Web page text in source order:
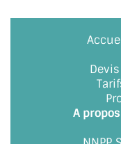
ACCESSOIRES
EXEMPLES,
COMMENT
A